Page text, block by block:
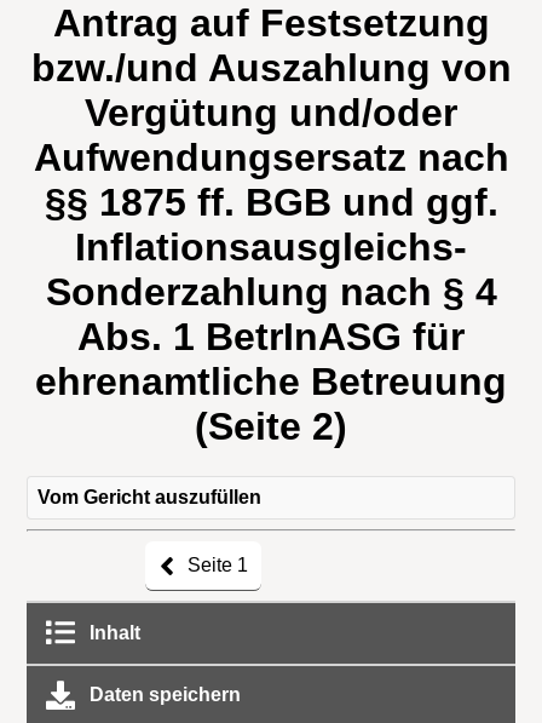
Antrag auf Festsetzung
bzw./und Auszahlung von
Vergütung und/oder
Aufwendungsersatz nach
§§ 1875 ff. BGB und ggf.
Inflationsausgleichs-
Sonderzahlung nach § 4
Abs. 1 BetrInASG für
ehrenamtliche Betreuung
(Seite 2)
Vom Gericht auszufüllen
Seite 1
Inhalt
Daten speichern